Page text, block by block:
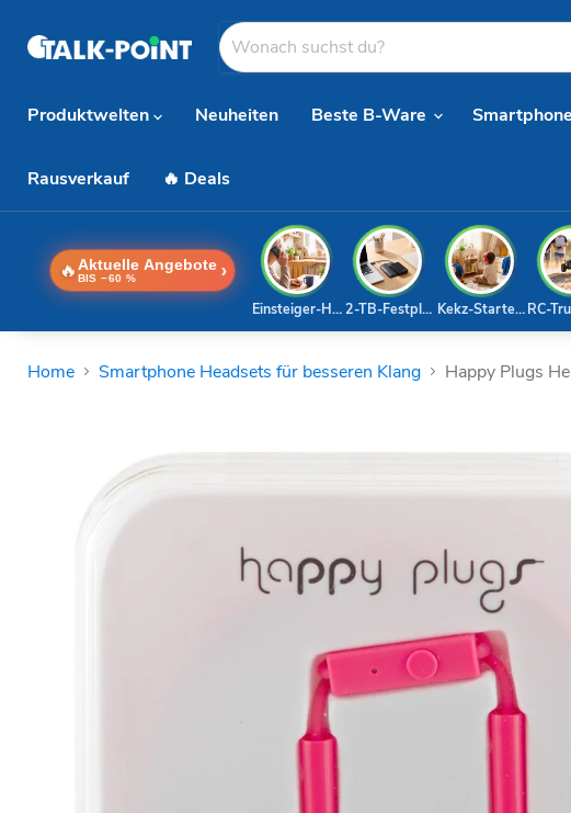
Produktwelten
Neuheiten Beste B-Ware
Rausverkauf 🔥 Deals
🔥 Aktuelle Angebote
BIS −60 % ›
RC-
Kekz-Starterset
2-TB-Festplatte
Einsteiger-Handy
Home Smartphone Headsets für besseren Klang Happy Plugs